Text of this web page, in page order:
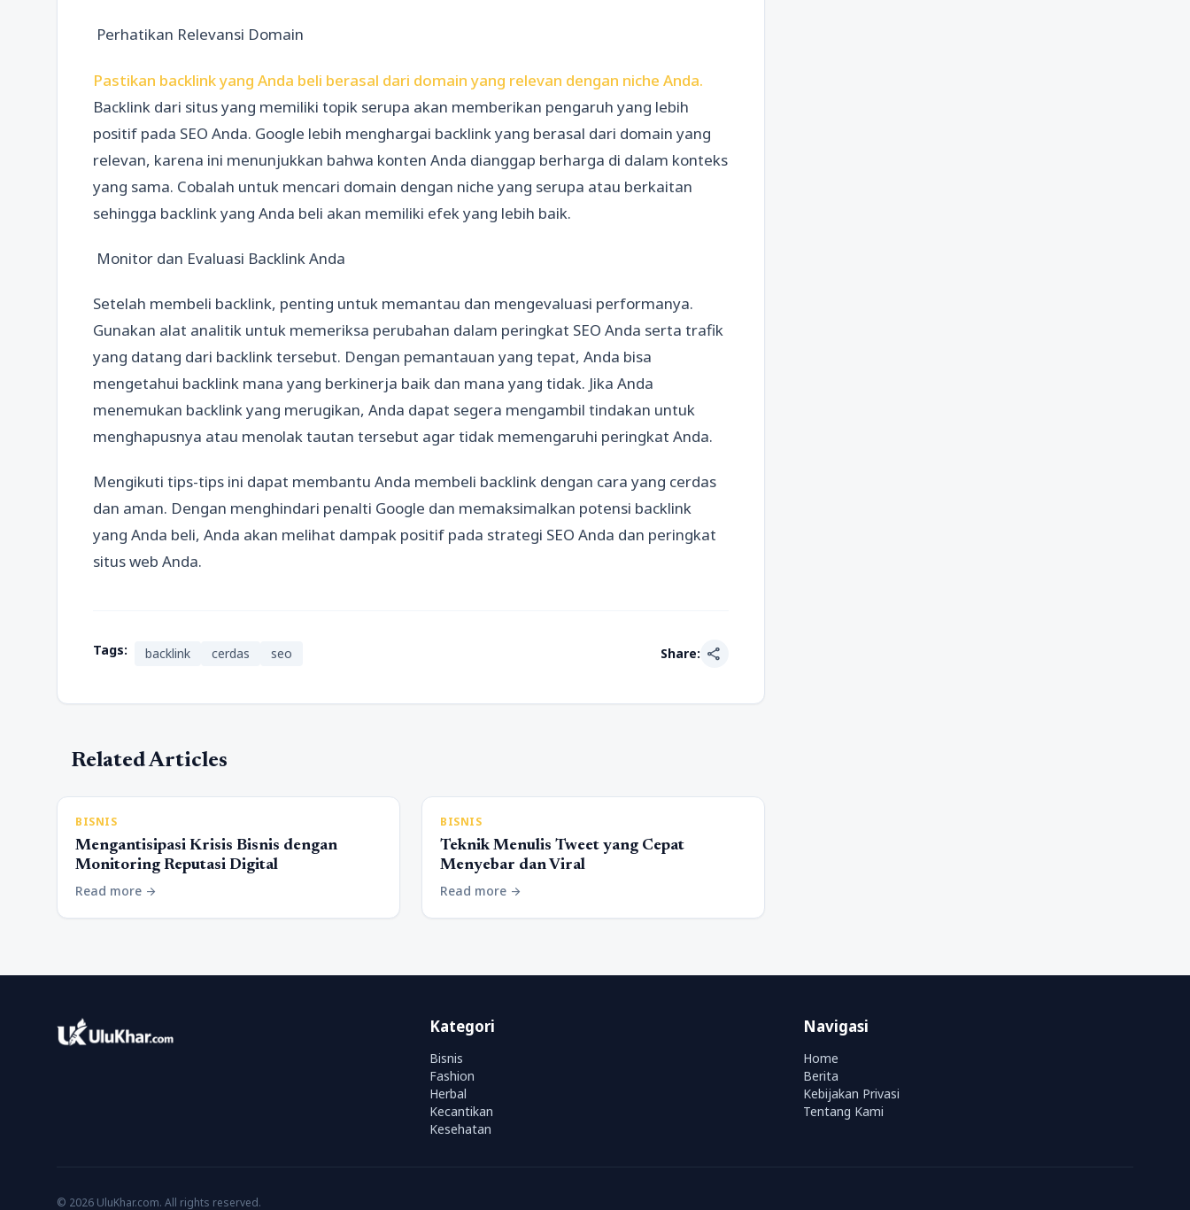
Perhatikan Relevansi Domain
Pastikan backlink yang Anda beli berasal dari domain yang relevan dengan niche Anda.
Backlink dari situs yang memiliki topik serupa akan memberikan pengaruh yang lebih
positif pada SEO Anda. Google lebih menghargai backlink yang berasal dari domain yang
relevan, karena ini menunjukkan bahwa konten Anda dianggap berharga di dalam konteks
yang sama. Cobalah untuk mencari domain dengan niche yang serupa atau berkaitan
sehingga backlink yang Anda beli akan memiliki efek yang lebih baik.
Monitor dan Evaluasi Backlink Anda
Setelah membeli backlink, penting untuk memantau dan mengevaluasi performanya.
Gunakan alat analitik untuk memeriksa perubahan dalam peringkat SEO Anda serta trafik
yang datang dari backlink tersebut. Dengan pemantauan yang tepat, Anda bisa
mengetahui backlink mana yang berkinerja baik dan mana yang tidak. Jika Anda
menemukan backlink yang merugikan, Anda dapat segera mengambil tindakan untuk
menghapusnya atau menolak tautan tersebut agar tidak memengaruhi peringkat Anda.
Mengikuti tips-tips ini dapat membantu Anda membeli backlink dengan cara yang cerdas
dan aman. Dengan menghindari penalti Google dan memaksimalkan potensi backlink
yang Anda beli, Anda akan melihat dampak positif pada strategi SEO Anda dan peringkat
situs web Anda.
Tags: backlink cerdas seo Share: share
Related Articles
BISNIS
Mengantisipasi Krisis Bisnis dengan
Monitoring Reputasi Digital
Read more arrow_forward
BISNIS
Teknik Menulis Tweet yang Cepat
Menyebar dan Viral
Read more arrow_forward
Kategori
Bisnis
Fashion
Herbal
Kecantikan
Kesehatan
Navigasi
Home
Berita
Kebijakan Privasi
Tentang Kami
© 2026 UluKhar.com. All rights reserved.